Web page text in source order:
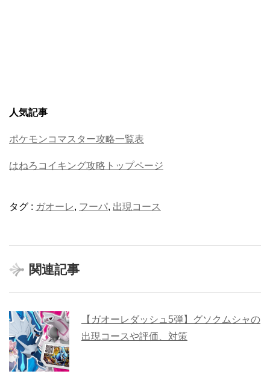
人気記事
ポケモンコマスター攻略一覧表
はねろコイキング攻略トップページ
タグ : ガオーレ, フーパ, 出現コース
関連記事
【ガオーレダッシュ5弾】グソクムシャの
出現コースや評価、対策